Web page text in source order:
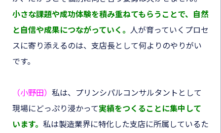
小さな課題や成功体験を積み重ねてもらうことで、自然
と自信や成果につながっていく 。 人が育っていくプロセ
スに寄り添えるのは、支店長として何よりのやりがい
です。
（小野田） 私は、プリンシパルコンサルタントとして
現場にどっぷり浸かって実績をつくることに集中して
います。 私は製造業界に特化した支店に所属しているた